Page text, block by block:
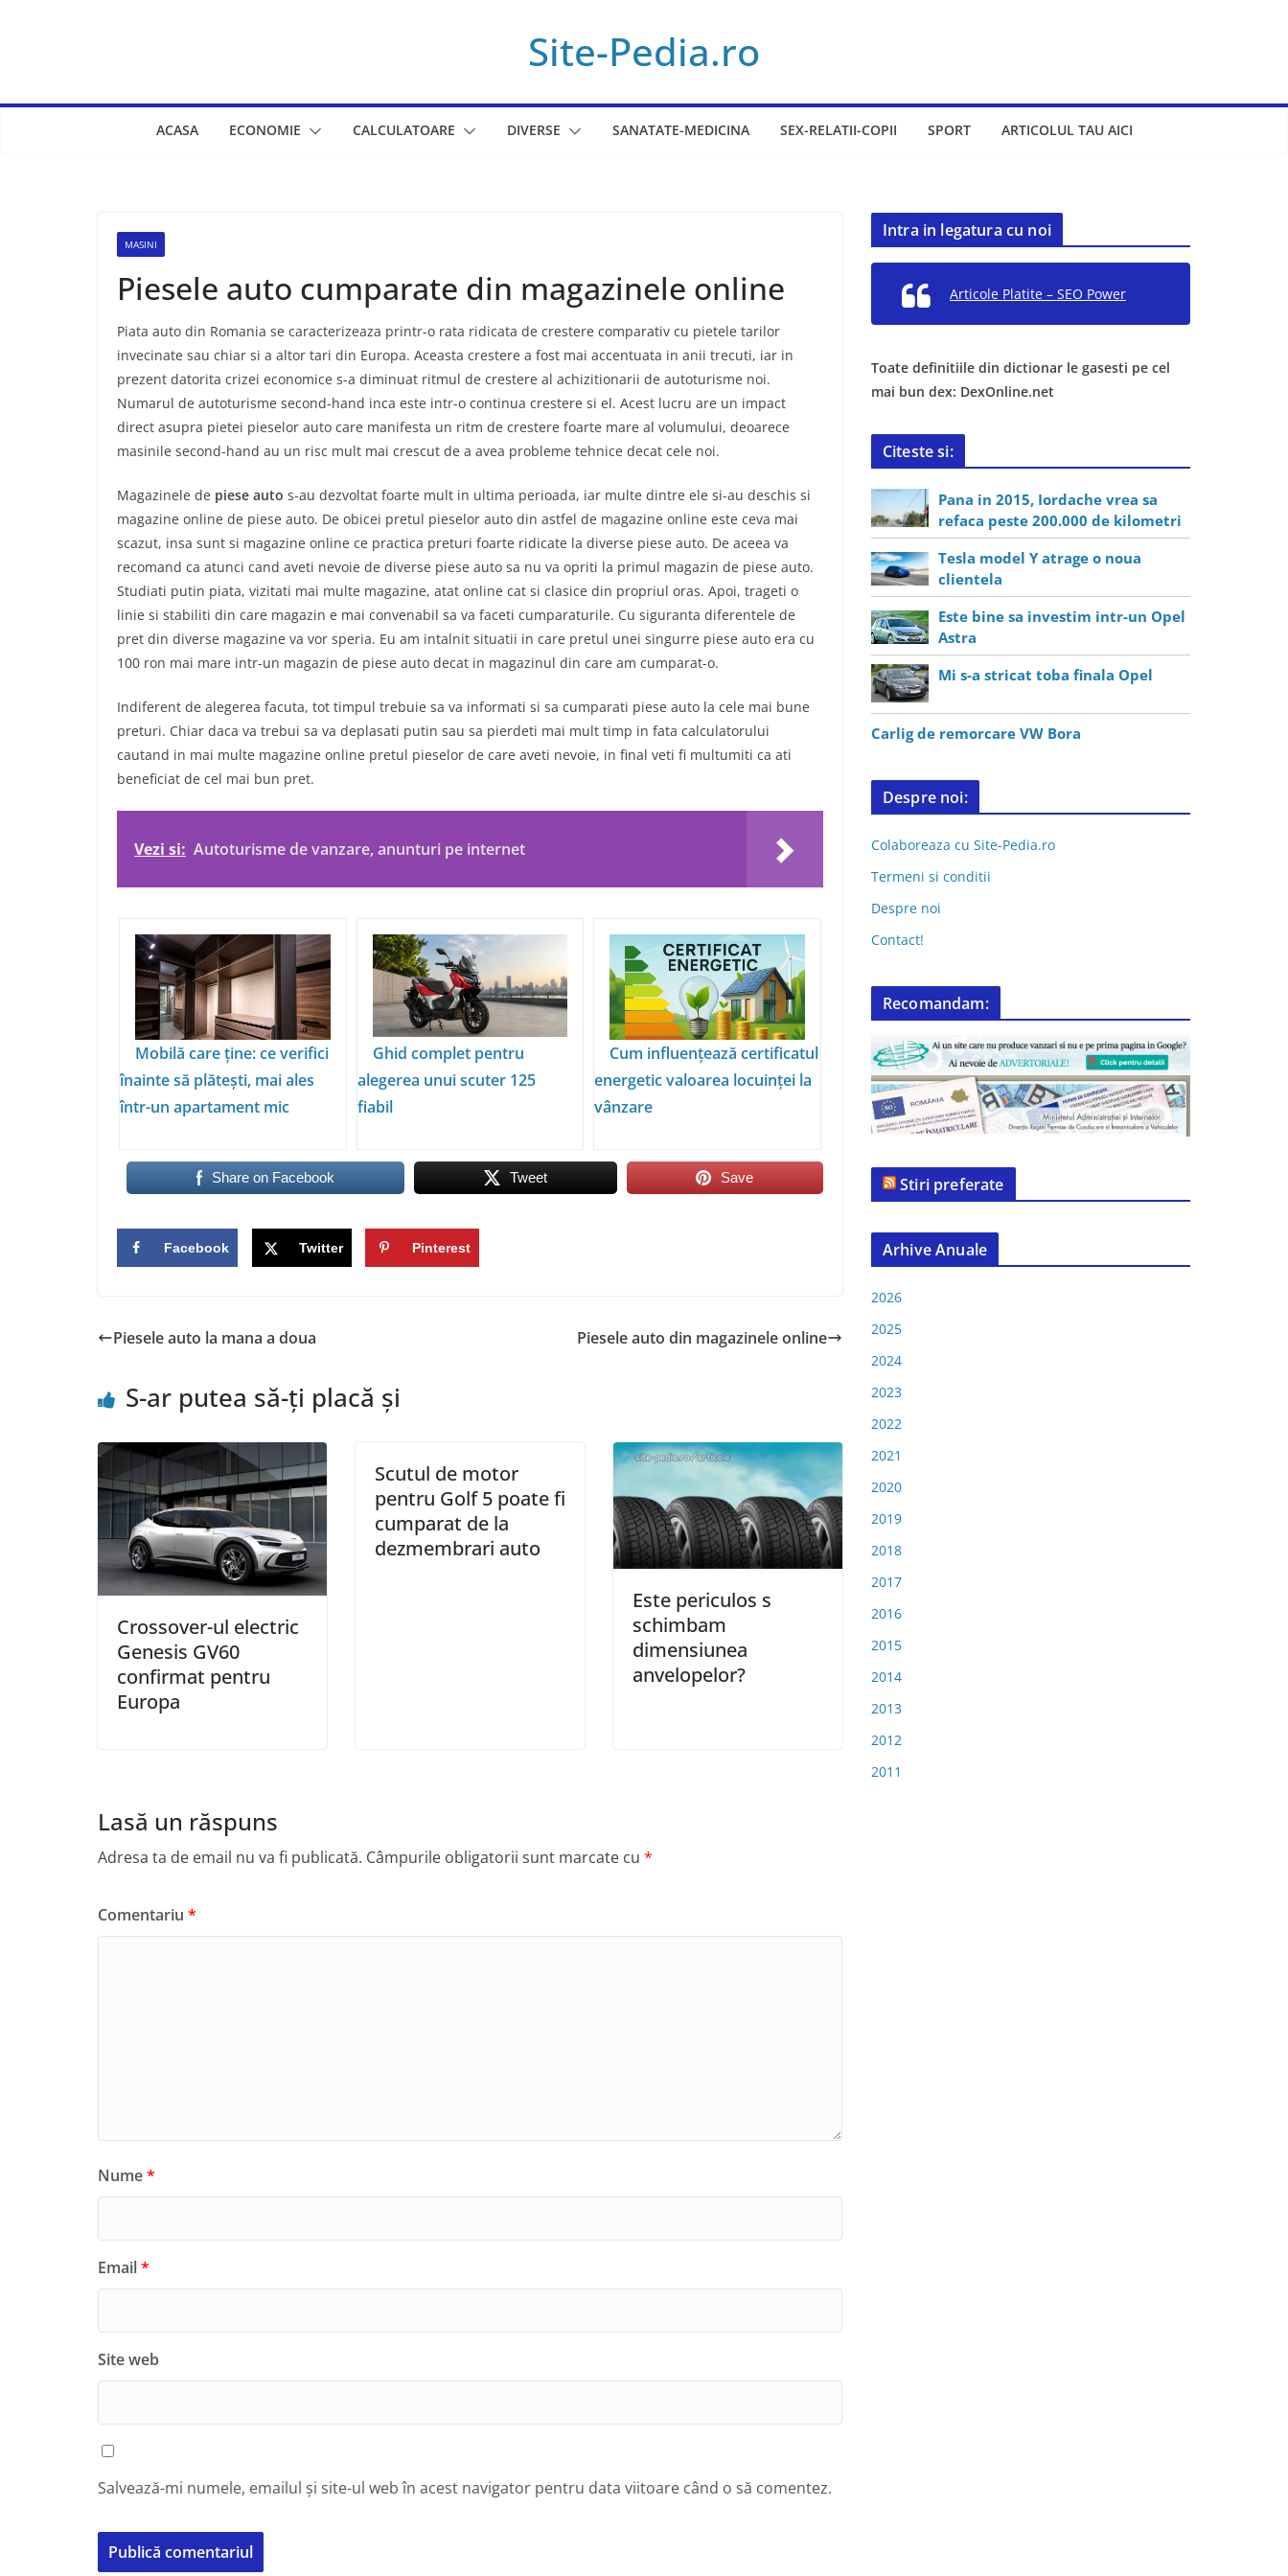
Site-Pedia.ro
ACASA ECONOMIE CALCULATOARE DIVERSE SANATATE-MEDICINA SEX-RELATII-COPII SPORT ARTICOLUL TAU AICI
MASINI
Piesele auto cumparate din magazinele online
Piata auto din Romania se caracterizeaza printr-o rata ridicata de crestere comparativ cu pietele tarilor
invecinate sau chiar si a altor tari din Europa. Aceasta crestere a fost mai accentuata in anii trecuti, iar in
prezent datorita crizei economice s-a diminuat ritmul de crestere al achizitionarii de autoturisme noi.
Numarul de autoturisme second-hand inca este intr-o continua crestere si el. Acest lucru are un impact
direct asupra pietei pieselor auto care manifesta un ritm de crestere foarte mare al volumului, deoarece
masinile second-hand au un risc mult mai crescut de a avea probleme tehnice decat cele noi.
Magazinele de piese auto s-au dezvoltat foarte mult in ultima perioada, iar multe dintre ele si-au deschis si
magazine online de piese auto. De obicei pretul pieselor auto din astfel de magazine online este ceva mai
scazut, insa sunt si magazine online ce practica preturi foarte ridicate la diverse piese auto. De aceea va
recomand ca atunci cand aveti nevoie de diverse piese auto sa nu va opriti la primul magazin de piese auto.
Studiati putin piata, vizitati mai multe magazine, atat online cat si clasice din propriul oras. Apoi, trageti o
linie si stabiliti din care magazin e mai convenabil sa va faceti cumparaturile. Cu siguranta diferentele de
pret din diverse magazine va vor speria. Eu am intalnit situatii in care pretul unei singurre piese auto era cu
100 ron mai mare intr-un magazin de piese auto decat in magazinul din care am cumparat-o.
Indiferent de alegerea facuta, tot timpul trebuie sa va informati si sa cumparati piese auto la cele mai bune
preturi. Chiar daca va trebui sa va deplasati putin sau sa pierdeti mai mult timp in fata calculatorului
cautand in mai multe magazine online pretul pieselor de care aveti nevoie, in final veti fi multumiti ca ati
beneficiat de cel mai bun pret.
Vezi si: Autoturisme de vanzare, anunturi pe internet
Mobilă care ține: ce verifici
înainte să plătești, mai ales
într-un apartament mic
Ghid complet pentru
alegerea unui scuter 125
fiabil
Cum influențează certificatul
energetic valoarea locuinței la
vânzare
Share on Facebook Tweet Save
Facebook Twitter Pinterest
Piesele auto la mana a doua Piesele auto din magazinele online
S-ar putea să-ți placă și
Crossover-ul electric
Genesis GV60
confirmat pentru
Europa
Scutul de motor
pentru Golf 5 poate fi
cumparat de la
dezmembrari auto
Este periculos s
schimbam
dimensiunea
anvelopelor?
Lasă un răspuns
Adresa ta de email nu va fi publicată. Câmpurile obligatorii sunt marcate cu *
Comentariu *
Nume*
Email*
Site web
Salvează-mi numele, emailul și site-ul web în acest navigator pentru data viitoare când o să comentez.
Intra in legatura cu noi
Articole Platite – SEO Power
Toate definitiile din dictionar le gasesti pe cel
mai bun dex: DexOnline.net
Citeste si:
Pana in 2015, Iordache vrea sa
refaca peste 200.000 de kilometri
Tesla model Y atrage o noua
clientela
Este bine sa investim intr-un Opel
Astra
Mi s-a stricat toba finala Opel
Carlig de remorcare VW Bora
Despre noi:
Colaboreaza cu Site-Pedia.ro
Termeni si conditii
Despre noi
Contact!
Recomandam:
Stiri preferate
Arhive Anuale
2026
2025
2024
2023
2022
2021
2020
2019
2018
2017
2016
2015
2014
2013
2012
2011